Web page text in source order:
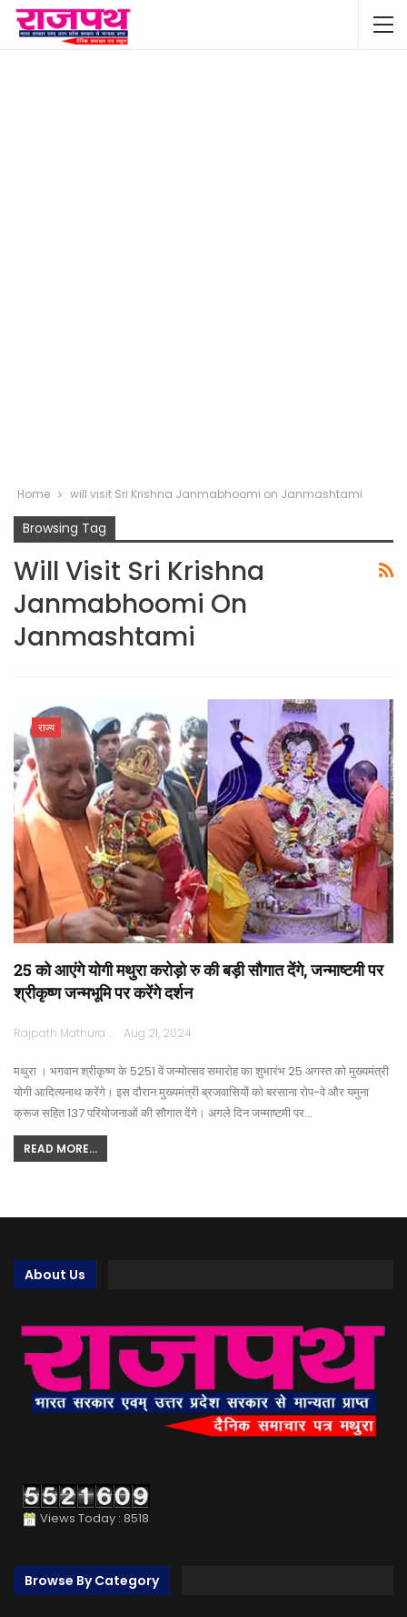
Home will visit Sri Krishna Janmabhoomi on Janmashtami
Browsing Tag
Will Visit Sri Krishna
Janmabhoomi On
Janmashtami
राज्य
25 को आएंगे योगी मथुरा करोड़ो रु की बड़ी सौगात देंगे, जन्माष्टमी पर
श्रीकृष्ण जन्मभूमि पर करेंगे दर्शन
Rajpath Mathura Aug 21, 2024
मथुरा । भगवान श्रीकृष्ण के 5251 वें जन्मोत्सव समारोह का शुभारंभ 25 अगस्त को मुख्यमंत्री
योगी आदित्यनाथ करेंगे। इस दौरान मुख्यमंत्री ब्रजवासियों को बरसाना रोप-वे और यमुना
क्रूज सहित 137 परियोजनाओं की सौगात देंगे। अगले दिन जन्माष्टमी पर…
READ MORE...
About Us
Views Today : 8518
Browse By Category